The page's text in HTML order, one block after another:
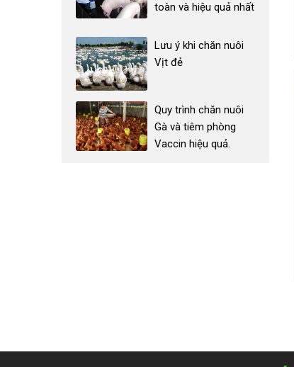
toàn và hiệu quả nhất
Lưu ý khi chăn nuôi
Vịt đẻ
Quy trình chăn nuôi
Gà và tiêm phòng
Vaccin hiệu quả.